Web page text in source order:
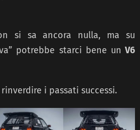
si sa ancora nulla, ma su
potrebbe starci bene un V6
i passati successi.